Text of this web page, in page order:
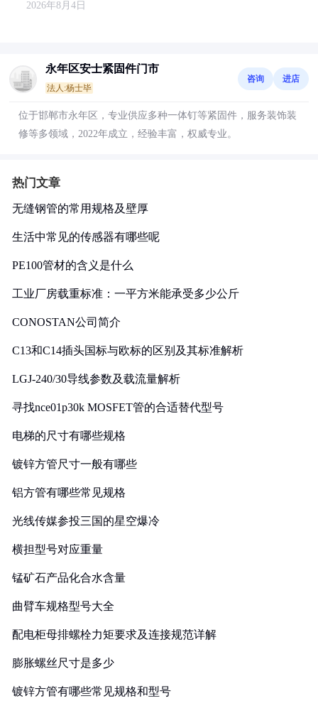
2026年8月4日
永年区安士紧固件门市
法人:杨士毕
咨询 进店
位于邯郸市永年区，专业供应多种一体钉等紧固件，服务装饰装
修等多领域，2022年成立，经验丰富，权威专业。
热门文章
无缝钢管的常用规格及壁厚
生活中常见的传感器有哪些呢
PE100管材的含义是什么
工业厂房载重标准：一平方米能承受多少公斤
CONOSTAN公司简介
C13和C14插头国标与欧标的区别及其标准解析
LGJ-240/30导线参数及载流量解析
寻找nce01p30k MOSFET管的合适替代型号
电梯的尺寸有哪些规格
镀锌方管尺寸一般有哪些
铝方管有哪些常见规格
光线传媒参投三国的星空爆冷
横担型号对应重量
锰矿石产品化合水含量
曲臂车规格型号大全
配电柜母排螺栓力矩要求及连接规范详解
膨胀螺丝尺寸是多少
镀锌方管有哪些常见规格和型号